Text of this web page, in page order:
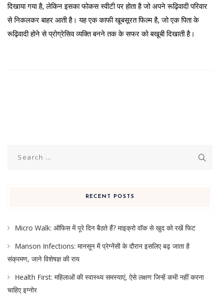
दिखाया गया है, लेकिन इसका फोकस स्वीटी पर होता है जो अपने रूढ़िवादी परिवार
से निकलकर बाहर आती है। यह एक काफी खूबसूरत फिल्म है, जो एक पिता के
रूढ़िवादी होने से प्रोग्रेसिव व्यक्ति बनने तक के सफर को बखूबी दिखाती है।
RECENT POSTS
Micro Walk: ऑफिस में पूरे दिन बैठते हैं? माइक्रो वॉक से खुद को रखें फिट
Manson Infections: मानसून में प्रेग्नेंसी के दौरान इसलिए बढ़ जाता है
संक्रमण, जाने विशेषज्ञ की राय
Health First: महिलाओं की स्वास्थ्य समस्याएं, ऐसे लक्षण जिन्हें कभी नहीं करना
चाहिए इग्नोर